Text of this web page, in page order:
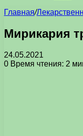
Главная/
Мирикария
24.05.2021
0 Время чтения: 2